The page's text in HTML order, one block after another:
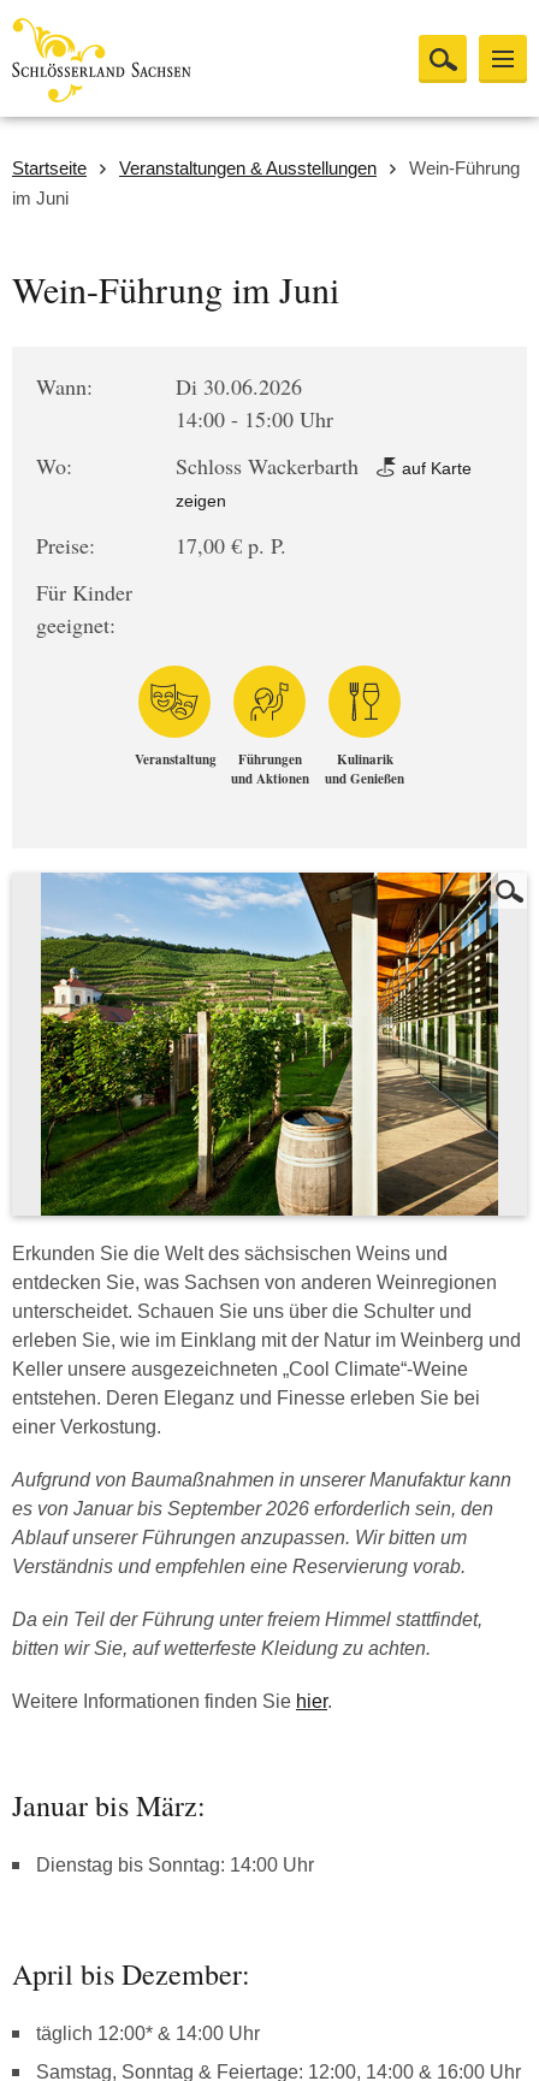
Startseite Veranstaltungen & Ausstellungen
Wein-Führung
im Juni
Wein-Führung im Juni
Wann:
Di 30.06.2026
14:00 - 15:00 Uhr
Wo:
Schloss Wackerbarth
auf Karte
zeigen
Preise:
17,00 € p. P.
Für Kinder
geeignet:
Veranstaltung
Führungen
und Aktionen
Kulinarik
und Genießen
Erkunden Sie die Welt des sächsischen Weins und
entdecken Sie, was Sachsen von anderen Weinregionen
unterscheidet. Schauen Sie uns über die Schulter und
erleben Sie, wie im Einklang mit der Natur im Weinberg und
Keller unsere ausgezeichneten „Cool Climate“-Weine
entstehen. Deren Eleganz und Finesse erleben Sie bei
einer Verkostung.
Aufgrund von Baumaßnahmen in unserer Manufaktur kann
es von Januar bis September 2026 erforderlich sein, den
Ablauf unserer Führungen anzupassen. Wir bitten um
Verständnis und empfehlen eine Reservierung vorab.
Da ein Teil der Führung unter freiem Himmel stattfindet,
bitten wir Sie, auf wetterfeste Kleidung zu achten.
Weitere Informationen finden Sie hier.
Januar bis März:
Dienstag bis Sonntag: 14:00 Uhr
April bis Dezember:
täglich 12:00* & 14:00 Uhr
Samstag, Sonntag & Feiertage: 12:00, 14:00 & 16:00 Uhr